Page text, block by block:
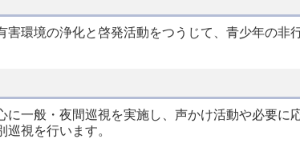
環境の浄化と啓発活動をつうじて、青少年の
一般・夜間巡視を実施し、声かけ活動や必要
視を行います。